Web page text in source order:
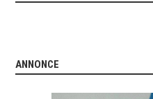
ANNONCE